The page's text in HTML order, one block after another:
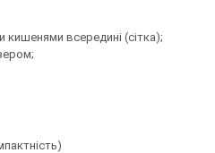
всередині (сітка);